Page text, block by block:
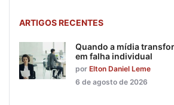
ARTIGOS RECENTES
Quando a mídia
em falha individual
por Elton Daniel Leme
6 de agosto de 2026